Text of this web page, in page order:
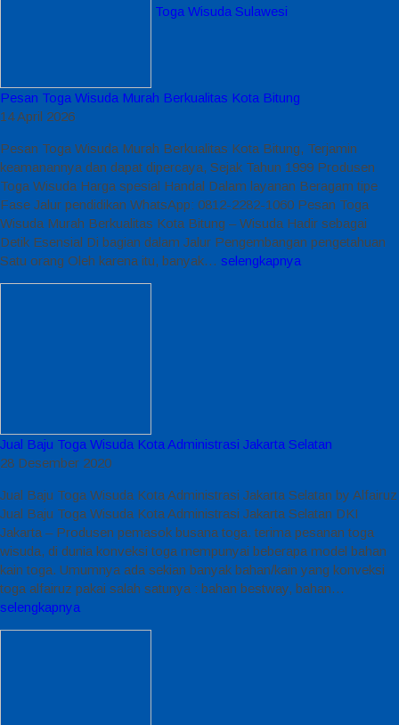
Toga Wisuda Sulawesi
Pesan Toga Wisuda Murah Berkualitas Kota Bitung
14 April 2026
Pesan Toga Wisuda Murah Berkualitas Kota Bitung, Terjamin
keamanannya dan dapat dipercaya, Sejak Tahun 1999 Produsen
Toga Wisuda Harga spesial Handal Dalam layanan Beragam tipe
Fase Jalur pendidikan WhatsApp: 0812-2282-1060 Pesan Toga
Wisuda Murah Berkualitas Kota Bitung – Wisuda Hadir sebagai
Detik Esensial Di bagian dalam Jalur Pengembangan pengetahuan
Satu orang Oleh karena itu, banyak… selengkapnya
Jual Baju Toga Wisuda Kota Administrasi Jakarta Selatan
28 Desember 2020
Jual Baju Toga Wisuda Kota Administrasi Jakarta Selatan by Alfairuz
Jual Baju Toga Wisuda Kota Administrasi Jakarta Selatan DKI
Jakarta – Produsen pemasok busana toga. terima pesanan toga
wisuda, di dunia konveksi toga mempunyai beberapa model bahan
kain toga. Umumnya ada sekian banyak bahan/kain yang konveksi
toga alfairuz pakai salah satunya : bahan bestway, bahan…
selengkapnya